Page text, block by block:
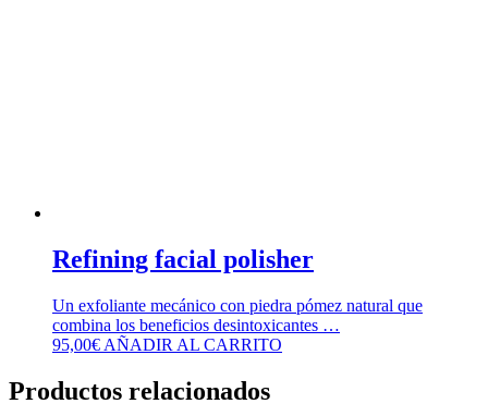
Refining facial polisher
Un exfoliante mecánico con piedra pómez natural que
combina los beneficios desintoxicantes …
95,00€ AÑADIR AL CARRITO
Productos relacionados